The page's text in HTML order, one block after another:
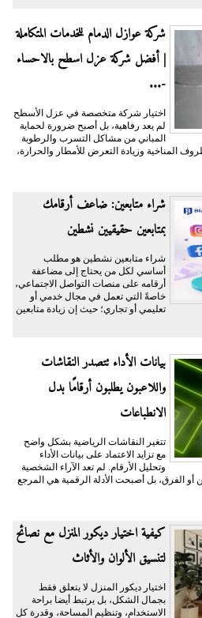
شركة عوازل الدمام للخدمات المتكاملة
| أفضل شركة عزل اسطح بالاحساء
-...
اختيار شركة متخصصة في عزل الأسطح
لم يعد رفاهية، بل أصبح ضرورة لحماية
المباني من مشاكل التسرب والرطوبة
المناخية وزيادة التعرض للأمطار والحرارة،
شراء متابعين: ضاعف أرقامك
بمتابعين حقيقيين نشطين
شراء متابعين نشطين هو مطلب
أساسي لكل من يحتاج إلى مضاعفة
أرقامه على منصات التواصل الاجتماعي،
خاصةً التي تعمل في مجال خدمي أو
تعليمي أو تجاري؛ حيث إن زيادة متابعين
بيانات الأداء تتصدر النقاشات
واللاعبون يطلبون أرقامًا بدل
الانطباعات
تتغير النقاشات الرياضية بشكل واضح
مع تزايد الاعتماد على بيانات الأداء
وتحليل الأرقام. لم تعد الآراء الشخصية
أو الفرق، بل أصبحت الأدلة الرقمية هي المرجع
كيفية اختيار ديكور المنزل مع نصائح
لتنسيق الألوان والأثاث
اختيار ديكور المنزل لا يتعلق فقط
بجمال الشكل، بل يرتبط أيضا براحة
الاستخدام، وتنظيم المساحة، وقدرة كل